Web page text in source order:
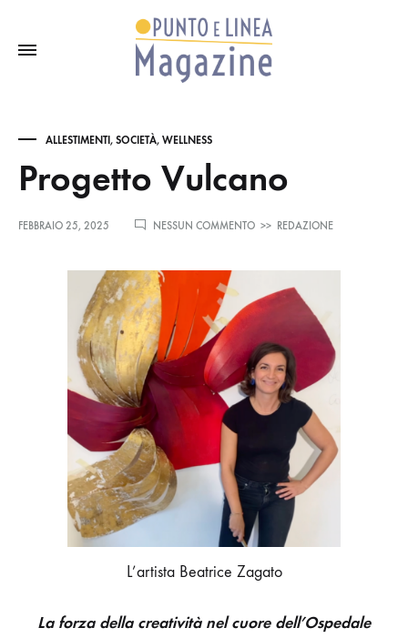
ALLESTIMENTI, SOCIETÀ, WELLNESS
Progetto Vulcano
FEBBRAIO 25, 2025 NESSUN COMMENTOSU>> REDAZIONE
L’artista Beatrice Zagato
La forza della creatività nel cuore dell’Ospedale